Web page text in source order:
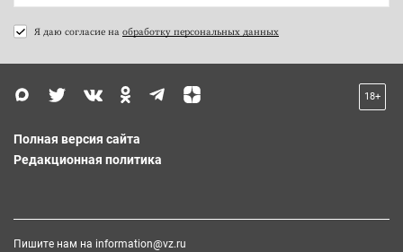
Я даю согласие на обработку персональных данных
18+
Полная версия сайта
Редакционная политика
Пишите нам на information@vz.ru